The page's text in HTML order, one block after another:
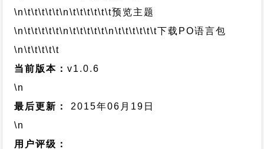
\n\t\t\t\t\t\n\t\t\t\t\t\t预览主题
\n\t\t\t\t\t\n\t\t\t\t\t\n\t\t\t\t\t\t下载PO语言包
\n\t\t\t\t\t
当前版本：v1.0.6
\n
最后更新：
2015年06月19日
\n
用户评级：